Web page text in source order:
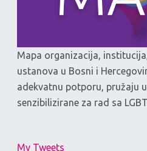
Mapa organizacija,
ustanova u Bosni i
adekvatnu potporu, pružaju
senzibilizirane za rad sa
My Tweets